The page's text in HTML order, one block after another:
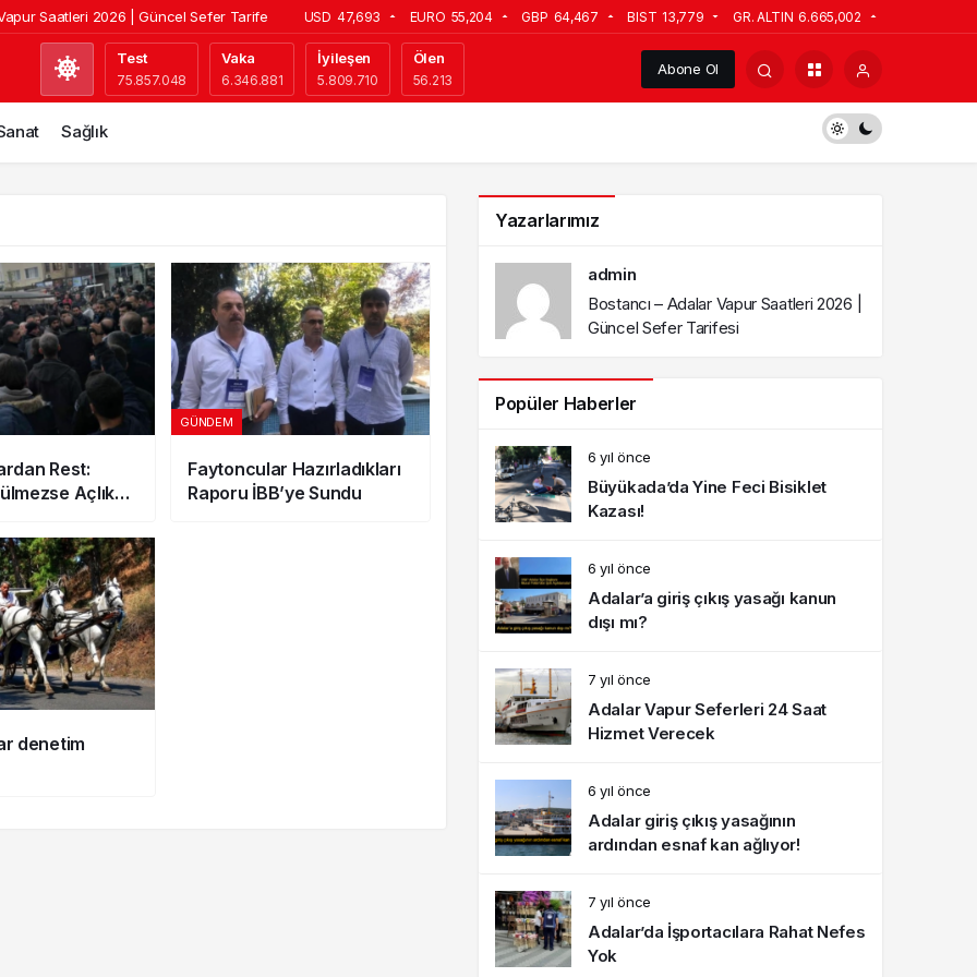
Saatleri 2026 | Güncel Sefer Tarifesi
Okulu’nda Çatı Yangını: Korkutan
İstanbul Bakırköy’de Otel Seçimi
Dev Yatırım! 300 Dönümlük Jeotermal
USD 47,693 EURO 55,204 GBP 64,467 BIST 13,779 GR. ALTIN 6.665,002
Test
75.857.048
Vaka
6.346.881
İyileşen
5.809.710
Ölen
56.213
Abone Ol
Sağlık
Rest:
Açlık
GÜNDEM
Faytoncular Hazırladıkları
Raporu İBB’ye Sundu
denetim
Yazarlarımız
admin
Bostancı – Adalar Vapur Saatleri 2026 |
Güncel Sefer Tarifesi
Popüler Haberler
6 yıl önce
Büyükada’da Yine Feci Bisiklet
Kazası!
6 yıl önce
Adalar’a giriş çıkış yasağı kanun
dışı mı?
7 yıl önce
Adalar Vapur Seferleri 24 Saat
Hizmet Verecek
6 yıl önce
Adalar giriş çıkış yasağının
ardından esnaf kan ağlıyor!
7 yıl önce
Adalar’da İşportacılara Rahat Nefes
Yok